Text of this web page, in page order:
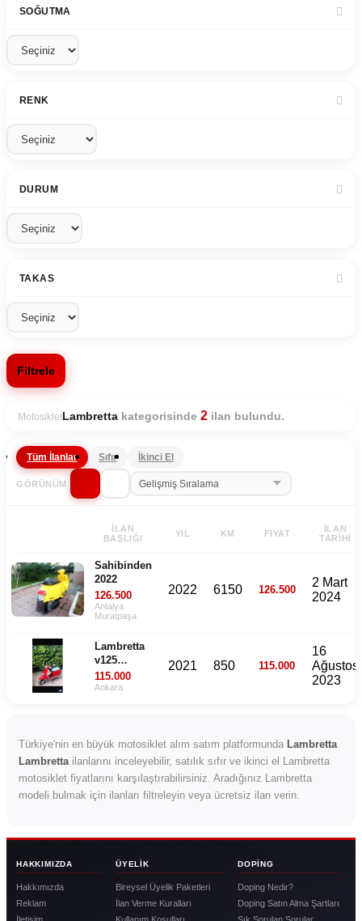
SOĞUTMA
RENK
DURUM
TAKAS
Filtrele
Motosiklet Lambretta kategorisinde 2 ilan bulundu.
Tüm İlanlar Sıfır İkinci El
GÖRÜNÜM
İLAN
BAŞLIĞI
YIL KM FIYAT
İLAN
TARIHI
Sahibinden
2022
126.500
Antalya
Muratpaşa
2022 6150 126.500
2 Mart
2024
Lambretta
v125
Special
115.000
Ankara
2021 850 115.000
16
Ağustos
2023
Türkiye'nin en büyük motosiklet alım satım platformunda Lambretta
Lambretta ilanlarını inceleyebilir, satılık sıfır ve ikinci el Lambretta
motosiklet fiyatlarını karşılaştırabilirsiniz. Aradığınız Lambretta
modeli bulmak için ilanları filtreleyin veya ücretsiz ilan verin.
HAKKIMIZDA
Hakkımızda
Reklam
ÜYELIK
Bireysel Üyelik Paketleri
İlan Verme Kuralları
DOPING
Doping Nedir?
Doping Satın Alma Şartları